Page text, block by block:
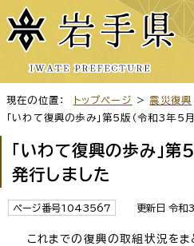
現在の位置： トップページ > 震災復興
「いわて復興の歩み」第5版（令和3年5
「いわて復興の歩み」
発行しました
ページ番号1043567 更新日 令和
これまでの復興の取組状況をま